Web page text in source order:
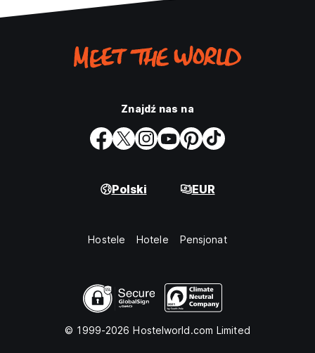
Znajdź nas na
Polski EUR
Hostele Hotele Pensjonat
© 1999-2026 Hostelworld.com Limited